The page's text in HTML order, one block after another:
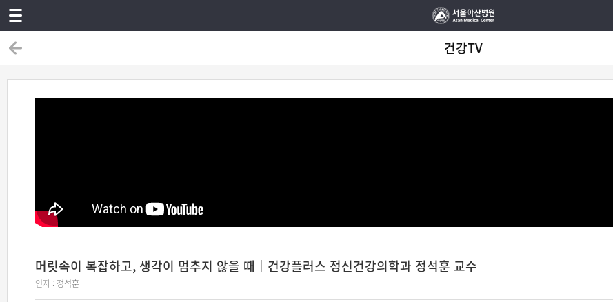
건강TV
머릿속이 복잡하고, 생각이 멈추지 않을 때｜건강플러스 정신건강의학과 정석훈 교수
연자 : 정석훈